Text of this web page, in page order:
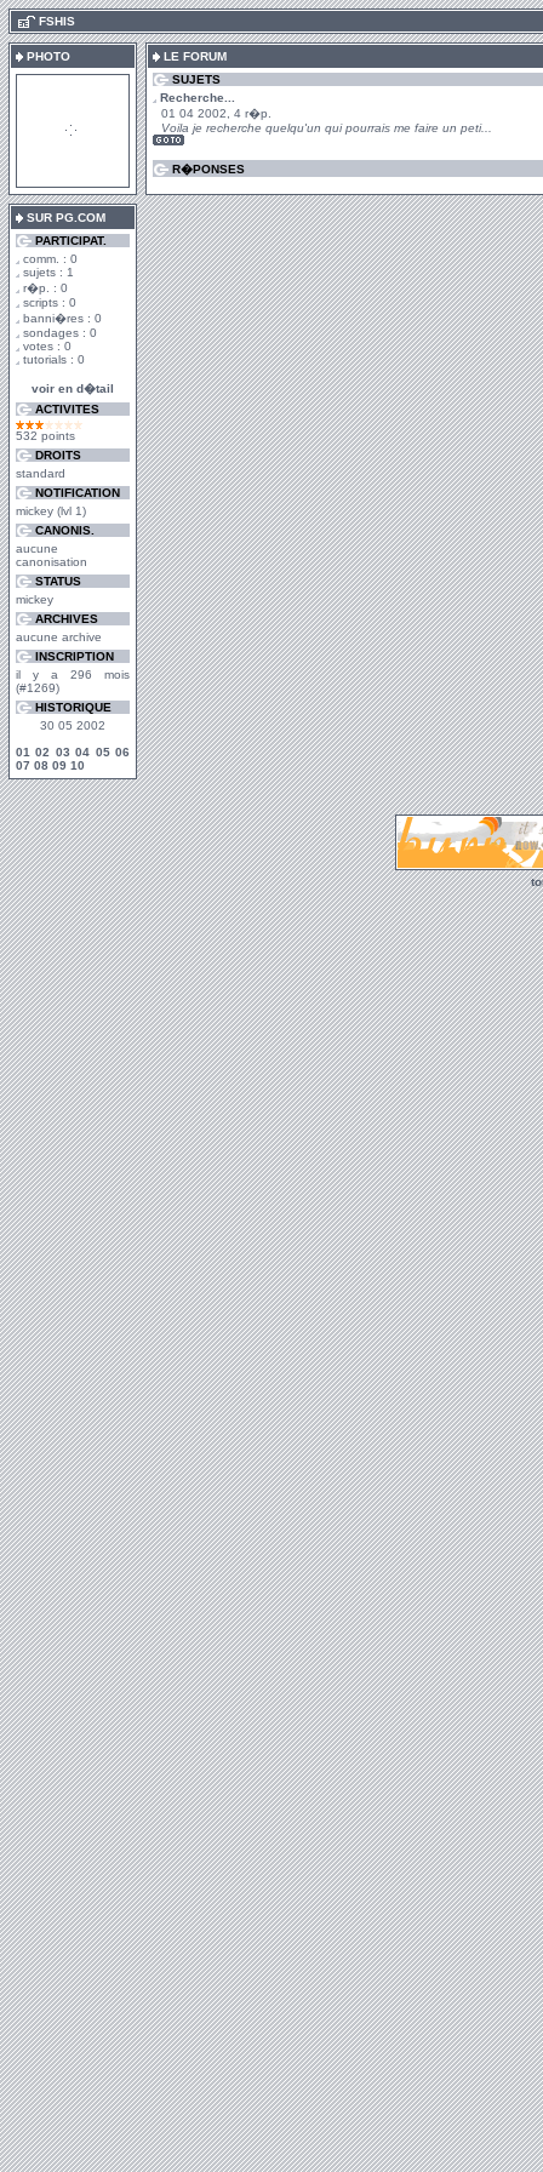
FSHIS
PHOTO
SUR PG.COM
PARTICIPAT.
comm. : 0
sujets : 1
r�p. : 0
scripts : 0
banni�res : 0
sondages : 0
votes : 0
tutorials : 0
voir en d�tail
ACTIVITES
532 points
DROITS
standard
NOTIFICATION
mickey (lvl 1)
CANONIS.
aucune
canonisation
STATUS
mickey
ARCHIVES
aucune archive
INSCRIPTION
il y a 296 mois
(#1269)
HISTORIQUE
30 05 2002
01 02 03 04 05 06
07 08 09 10
LE FORUM
SUJETS
Recherche...
01 04 2002, 4 r�p.
Voila je recherche quelqu'un qui pourrais me faire un peti...
R�PONSES